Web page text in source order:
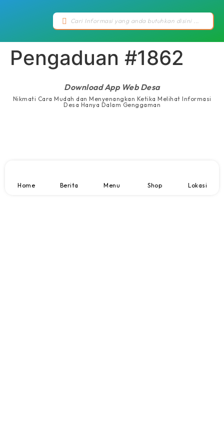
Pengaduan #1862
Download App Web Desa
Nikmati Cara Mudah dan Menyenangkan Ketika Melihat Informasi
Desa Hanya Dalam Genggaman
Home Berita Menu Shop Lokasi